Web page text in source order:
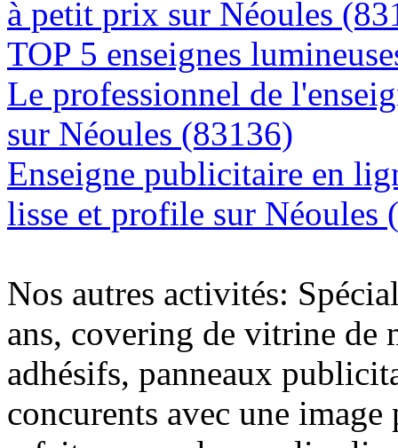
à petit prix sur Néoules
TOP 5 enseignes
Le professionnel de
sur Néoules (83136)
Enseigne publicitaire en
lisse et profile sur Néoules
Nos autres activités:
ans, covering de vitrine de
adhésifs, panneaux
concurents avec une